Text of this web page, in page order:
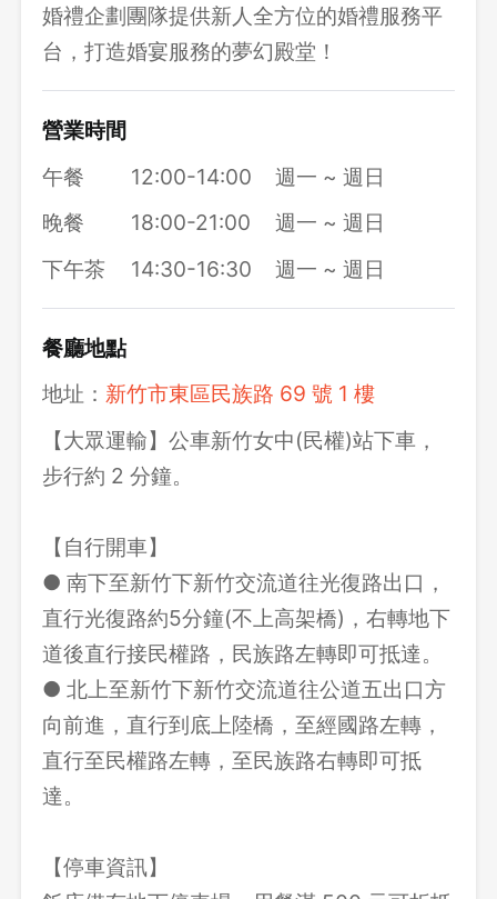
婚禮企劃團隊提供新人全方位的婚禮服務平
台，打造婚宴服務的夢幻殿堂！
營業時間
午餐
12:00-14:00
週一 ~ 週日
晚餐
18:00-21:00
週一 ~ 週日
下午茶
14:30-16:30 週一 ~ 週日
餐廳地點
地址： 新竹市東區民族路 69 號 1 樓
【大眾運輸】公車新竹女中(民權)站下車，
步行約 2 分鐘。
【自行開車】
● 南下至新竹下新竹交流道往光復路出口，
直行光復路約5分鐘(不上高架橋)，右轉地下
道後直行接民權路，民族路左轉即可抵達。
● 北上至新竹下新竹交流道往公道五出口方
向前進，直行到底上陸橋，至經國路左轉，
直行至民權路左轉，至民族路右轉即可抵
達。
【停車資訊】